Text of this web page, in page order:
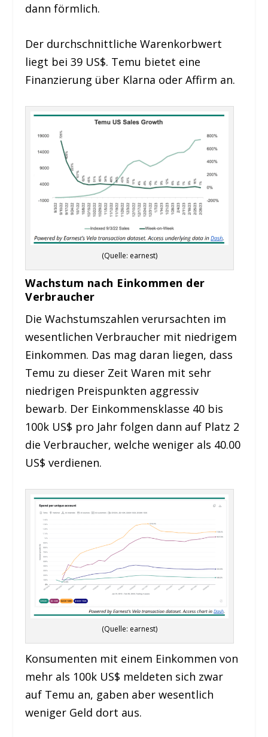
dann förmlich.
Der durchschnittliche Warenkorbwert
liegt bei 39 US$. Temu bietet eine
Finanzierung über Klarna oder Affirm an.
(Quelle: earnest)
Wachstum nach Einkommen der
Verbraucher
Die Wachstumszahlen verursachten im
wesentlichen Verbraucher mit niedrigem
Einkommen. Das mag daran liegen, dass
Temu zu dieser Zeit Waren mit sehr
niedrigen Preispunkten aggressiv
bewarb. Der Einkommensklasse 40 bis
100k US$ pro Jahr folgen dann auf Platz 2
die Verbraucher, welche weniger als 40.00
US$ verdienen.
(Quelle: earnest)
Konsumenten mit einem Einkommen von
mehr als 100k US$ meldeten sich zwar
auf Temu an, gaben aber wesentlich
weniger Geld dort aus.